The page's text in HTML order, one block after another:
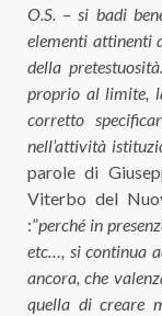
O.S. – si badi
elementi attinenti
della
proprio al limite,
corretto
nell’attività
parole di
Viterbo del
:”perché in
etc…, si continua
ancora, che
quella di creare